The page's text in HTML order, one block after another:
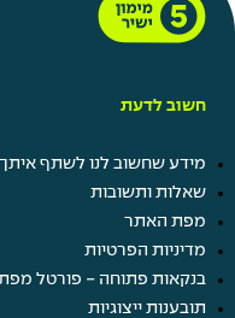
חשוב לדעת
מידע שחשוב לנו לשתף איתך
שאלות ותשובות
מפת האתר
מדיניות הפרטיות
בנקאות פתוחה - פורטל
תובענות ייצוגיות